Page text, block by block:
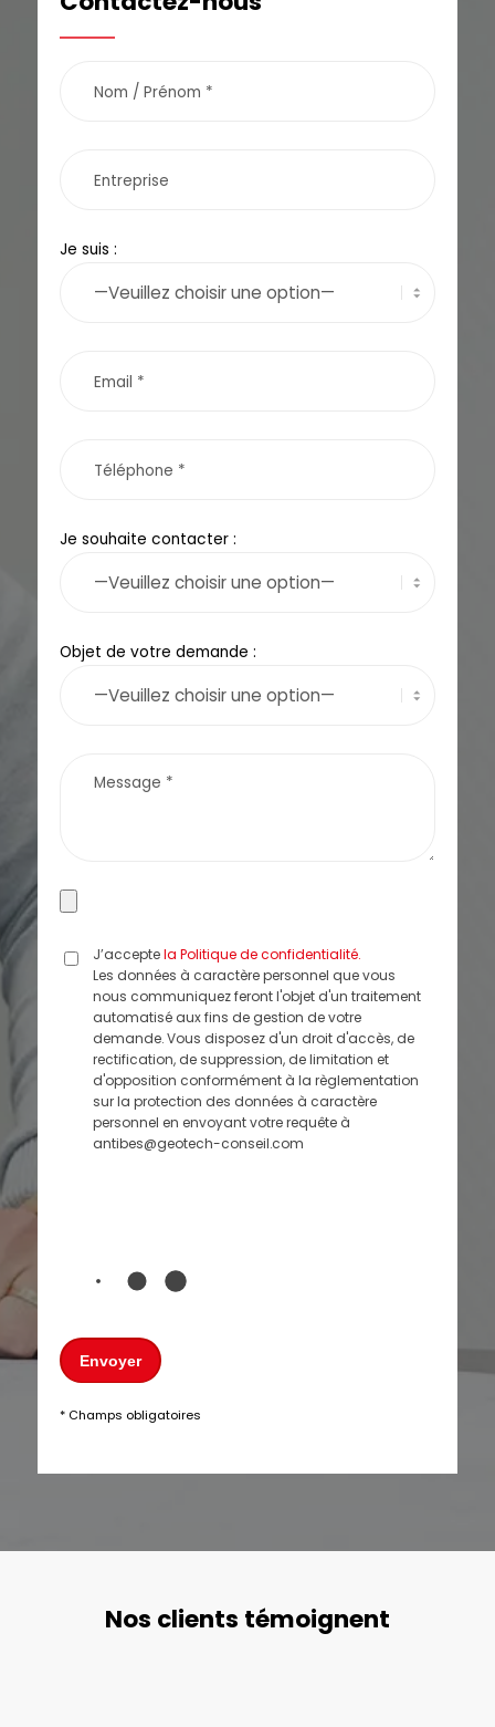
Je suis :
Je souhaite contacter :
Objet de votre demande :
J’acceptela Politique de confidentialité.
Les données à caractère personnel que vous
nous communiquez feront l'objet d'un traitement
automatisé aux fins de gestion de votre
demande. Vous disposez d'un droit d'accès, de
rectification, de suppression, de limitation et
d'opposition conformément à la règlementation
sur la protection des données à caractère
personnel en envoyant votre requête à
antibes@geotech-conseil.com
Envoyer
* Champs obligatoires
Nos clients témoignent